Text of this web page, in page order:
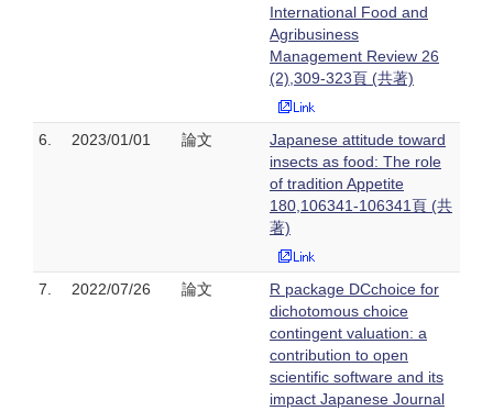
International Food and
Agribusiness
Management Review 26
(2),309-323頁 (共著)
6. 2023/01/01 論文
Japanese attitude toward
insects as food: The role
of tradition Appetite
180,106341-106341頁 (共
著)
7. 2022/07/26 論文
R package DCchoice for
dichotomous choice
contingent valuation: a
contribution to open
scientific software and its
impact Japanese Journal